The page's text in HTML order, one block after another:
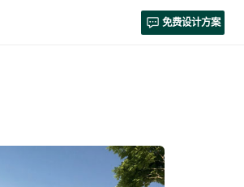
免费设计方案